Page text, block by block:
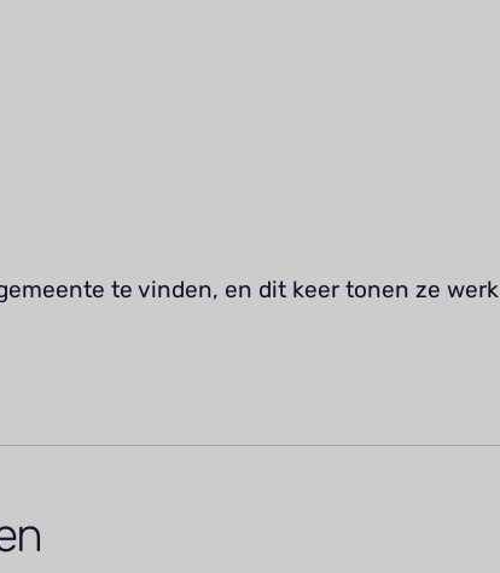
te vinden, en dit keer tonen ze werk